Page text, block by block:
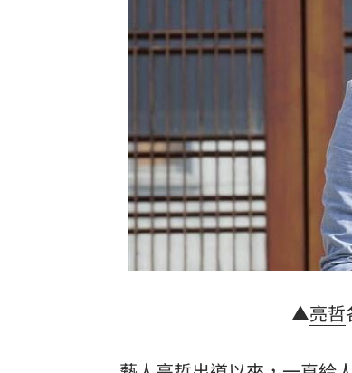
社宅包租爆糾紛 房客控業者硬
馬斯克蓋地球最大晶圓廠 專家
泰國校園槍擊案增至9死 12歲
台灣彩券開獎直播中
LIVE三立+24小時直播
三立iNEWS新聞台線上直播 18:00
台彩父親節推新刮刮樂千萬頭獎
商場戰國來臨 台中「頂奢大道
「拍片人的多重宇宙」職涯論壇
▲亮哲